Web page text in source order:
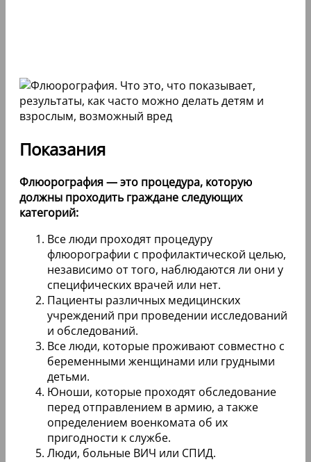
Показания
Флюорография — это процедура, которую
должны проходить граждане следующих
категорий:
Все люди проходят процедуру
флюорографии с профилактической целью,
независимо от того, наблюдаются ли они у
специфических врачей или нет.
Пациенты различных медицинских
учреждений при проведении исследований
и обследований.
Все люди, которые проживают совместно с
беременными женщинами или грудными
детьми.
Юноши, которые проходят обследование
перед отправлением в армию, а также
определением военкомата об их
пригодности к службе.
Люди, больные ВИЧ или СПИД.